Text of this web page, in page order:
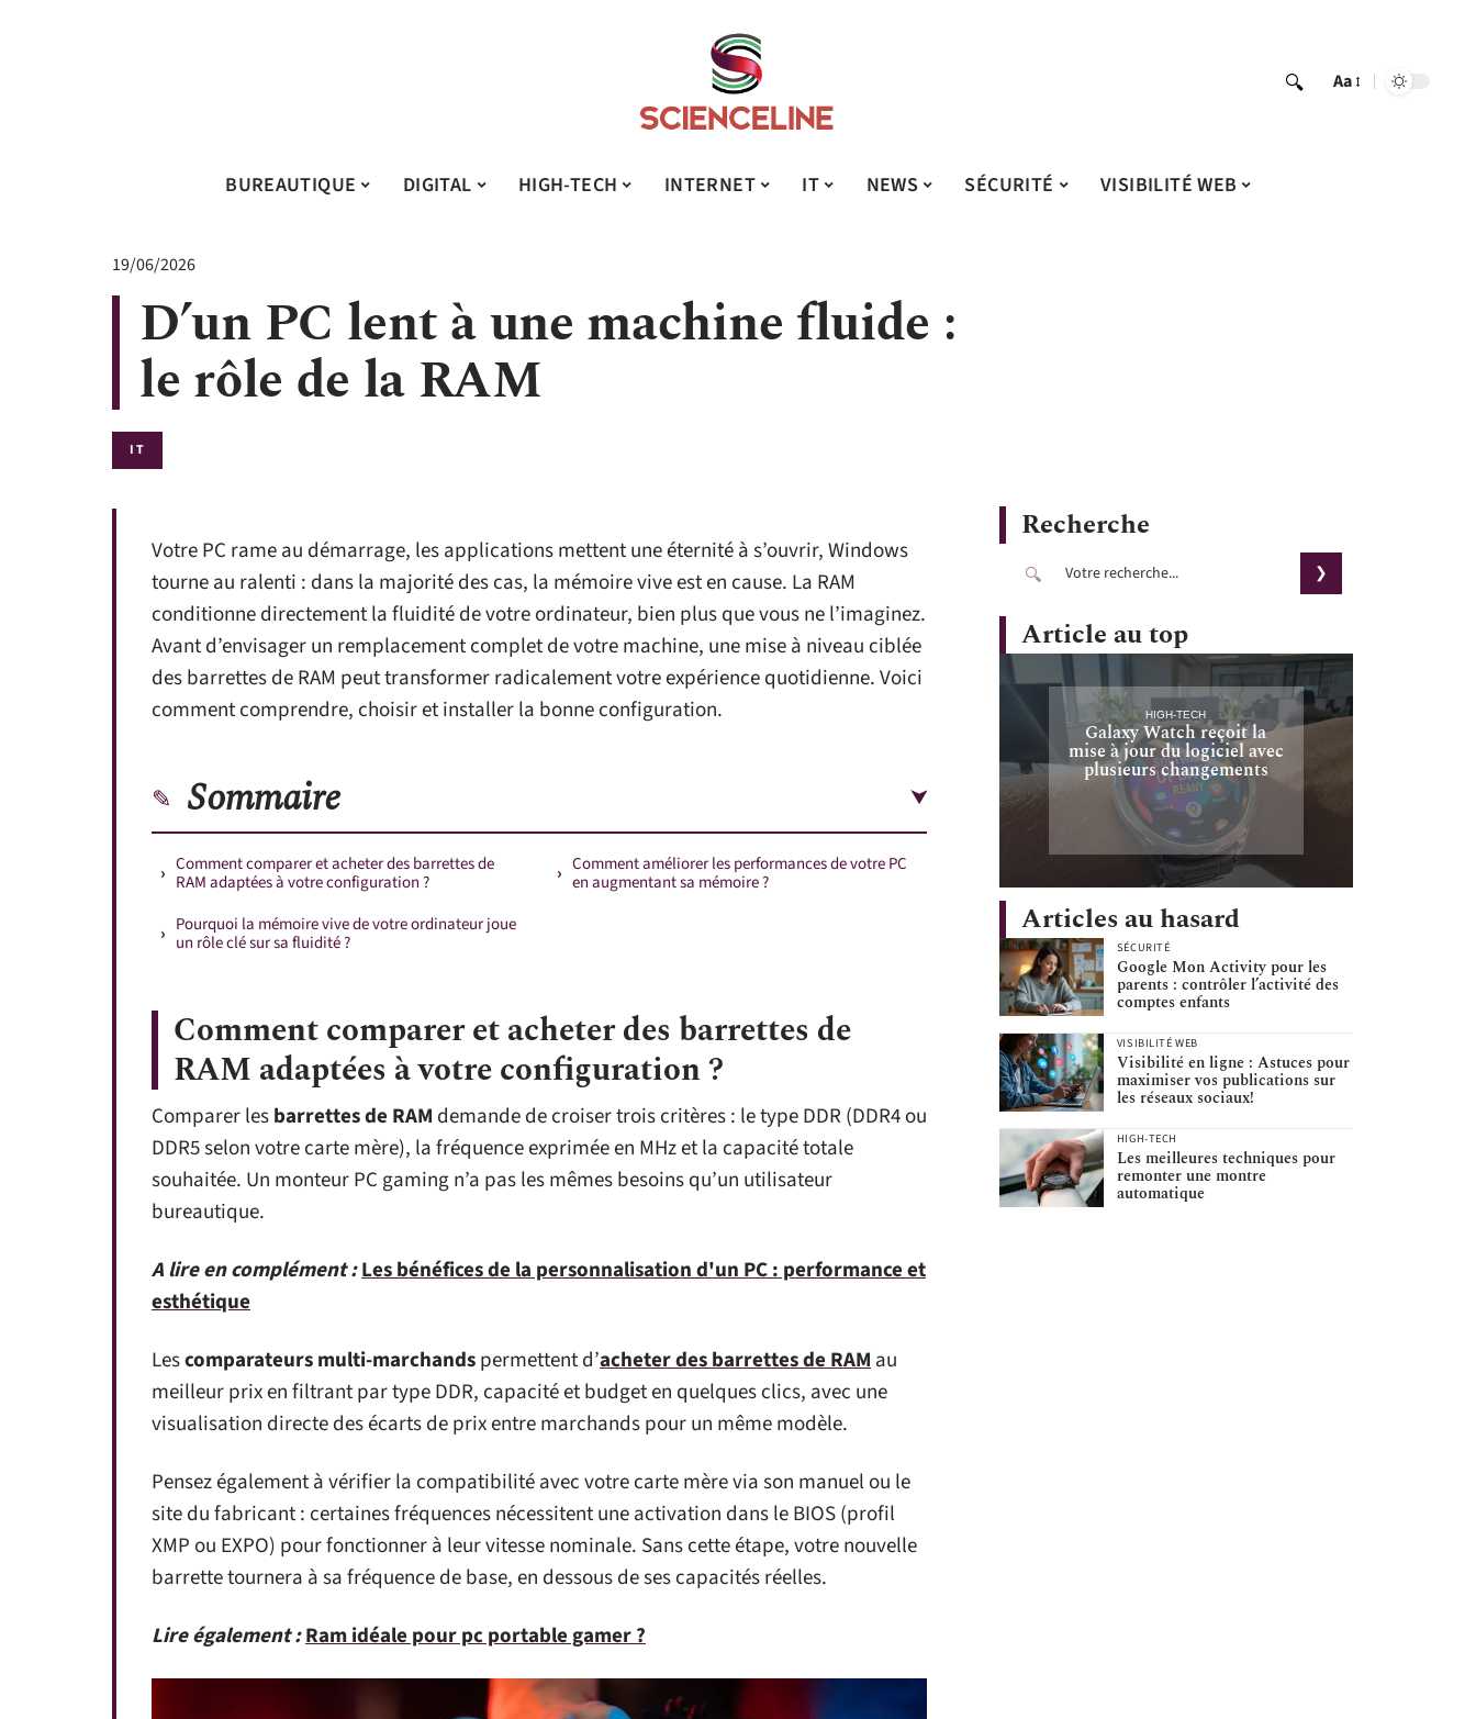
Aa
BUREAUTIQUE DIGITAL HIGH-TECH INTERNET IT NEWS SÉCURITÉ VISIBILITÉ WEB
19/06/2026
D’un PC lent à une machine fluide :
le rôle de la RAM
IT
Votre PC rame au démarrage, les applications mettent une éternité à s’ouvrir, Windows
tourne au ralenti : dans la majorité des cas, la mémoire vive est en cause. La RAM
conditionne directement la fluidité de votre ordinateur, bien plus que vous ne l’imaginez.
Avant d’envisager un remplacement complet de votre machine, une mise à niveau ciblée
des barrettes de RAM peut transformer radicalement votre expérience quotidienne. Voici
comment comprendre, choisir et installer la bonne configuration.
Sommaire
Comment comparer et acheter des barrettes de
RAM adaptées à votre configuration ?
Pourquoi la mémoire vive de votre ordinateur joue
un rôle clé sur sa fluidité ?
Comment améliorer les performances de votre PC
en augmentant sa mémoire ?
Comment comparer et acheter des barrettes de
RAM adaptées à votre configuration ?
Comparer lesbarrettes de RAM demande de croiser trois critères : le type DDR (DDR4 ou
DDR5 selon votre carte mère), la fréquence exprimée en MHz et la capacité totale
souhaitée. Un monteur PC gaming n’a pas les mêmes besoins qu’un utilisateur
bureautique.
A lire en complément :Les bénéfices de la personnalisation d'un PC : performance et
esthétique
Lescomparateurs multi-marchandspermettent d’acheter des barrettes de RAMau
meilleur prix en filtrant par type DDR, capacité et budget en quelques clics, avec une
visualisation directe des écarts de prix entre marchands pour un même modèle.
Pensez également à vérifier la compatibilité avec votre carte mère via son manuel ou le
site du fabricant : certaines fréquences nécessitent une activation dans le BIOS (profil
XMP ou EXPO) pour fonctionner à leur vitesse nominale. Sans cette étape, votre nouvelle
barrette tournera à sa fréquence de base, en dessous de ses capacités réelles.
Lire également :Ram idéale pour pc portable gamer ?
Recherche
Article au top
HIGH-TECH
Galaxy Watch reçoit la
mise à jour du logiciel avec
plusieurs changements
Articles au hasard
SÉCURITÉ
Google Mon Activity pour les
parents : contrôler l’activité des
comptes enfants
VISIBILITÉ WEB
Visibilité en ligne : Astuces pour
maximiser vos publications sur
les réseaux sociaux!
HIGH-TECH
Les meilleures techniques pour
remonter une montre
automatique